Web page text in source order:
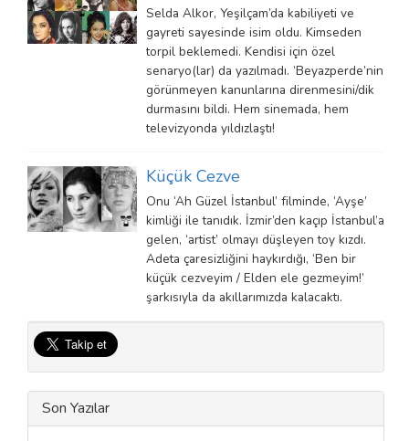
Selda Alkor, Yeşilçam’da kabiliyeti ve
gayreti sayesinde isim oldu. Kimseden
torpil beklemedi. Kendisi için özel
senaryo(lar) da yazılmadı. ‘Beyazperde’nin
görünmeyen kanunlarına direnmesini/dik
durmasını bildi. Hem sinemada, hem
televizyonda yıldızlaştı!
Küçük Cezve
Onu ‘Ah Güzel İstanbul’ filminde, ‘Ayşe’
kimliği ile tanıdık. İzmir’den kaçıp İstanbul’a
gelen, ‘artist’ olmayı düşleyen toy kızdı.
Adeta çaresizliğini haykırdığı, ‘Ben bir
küçük cezveyim / Elden ele gezmeyim!’
şarkısıyla da akıllarımızda kalacaktı.
Son Yazılar